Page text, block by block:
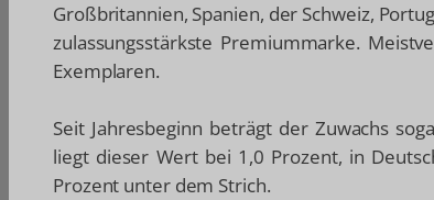
Großbritannien, Spanien, der Schweiz,
zulassungsstärkste Premiummarke.
Exemplaren.
Seit Jahresbeginn beträgt der Zuwachs
liegt dieser Wert bei 1,0 Prozent, in
Prozent unter dem Strich.